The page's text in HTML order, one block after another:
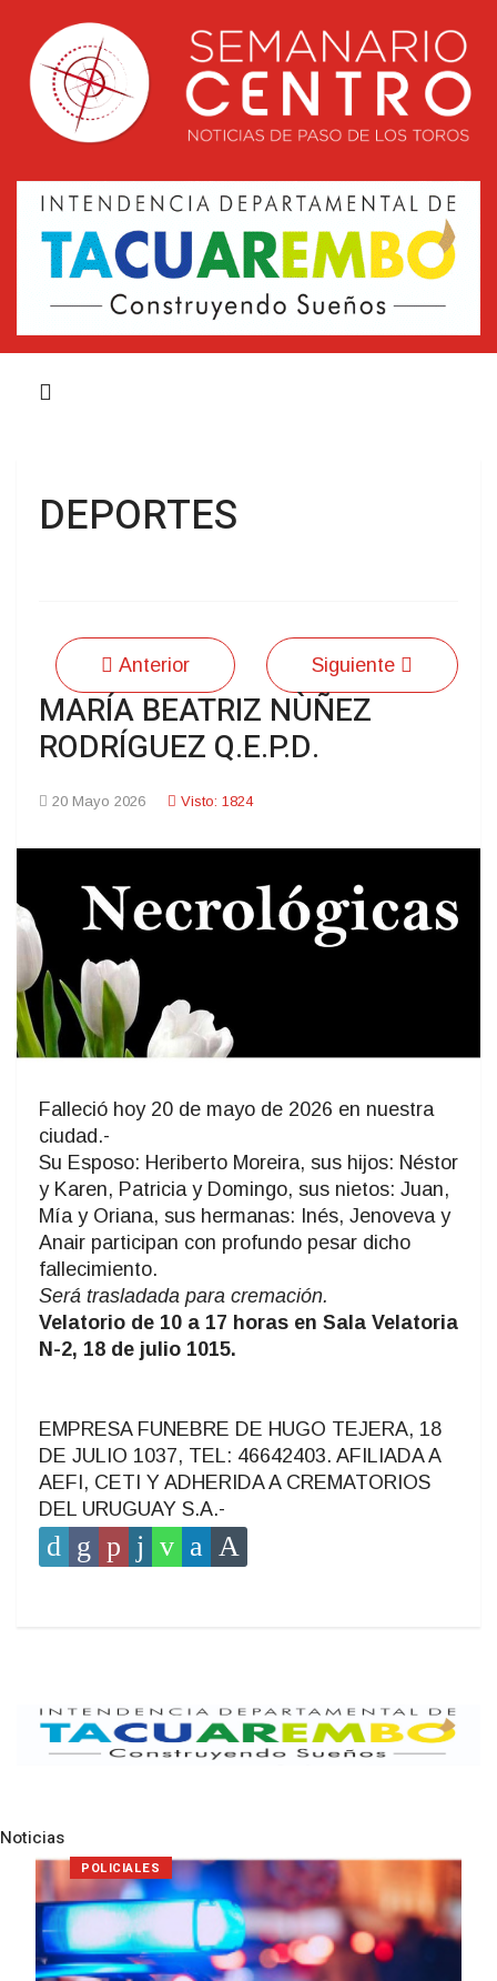
DEPORTES
Anterior Siguiente
MARÍA BEATRIZ NÙÑEZ
RODRÍGUEZ Q.E.P.D.
20 Mayo 2026 Visto: 1824
Falleció hoy 20 de mayo de 2026 en nuestra
ciudad.-
Su Esposo: Heriberto Moreira, sus hijos: Néstor
y Karen, Patricia y Domingo, sus nietos: Juan,
Mía y Oriana, sus hermanas: Inés, Jenoveva y
Anair participan con profundo pesar dicho
fallecimiento.
Será trasladada para cremación.
Velatorio de 10 a 17 horas en Sala Velatoria
N-2, 18 de julio 1015.
EMPRESA FUNEBRE DE HUGO TEJERA, 18
DE JULIO 1037, TEL: 46642403. AFILIADA A
AEFI, CETI Y ADHERIDA A CREMATORIOS
DEL URUGUAY S.A.-
Noticias
NOTICIAS